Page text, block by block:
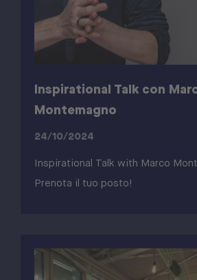
Inspirational Talk con
Montemagno
24/10/2024
Inspirational Talk with Marco
Prenota il tuo posto!